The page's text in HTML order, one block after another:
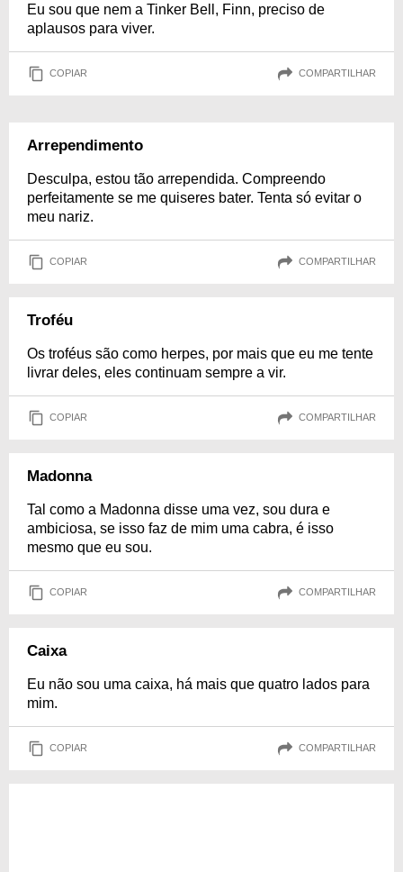
Eu sou que nem a Tinker Bell, Finn, preciso de
aplausos para viver.
COPIAR COMPARTILHAR
Arrependimento
Desculpa, estou tão arrependida. Compreendo
perfeitamente se me quiseres bater. Tenta só evitar o
meu nariz.
COPIAR COMPARTILHAR
Troféu
Os troféus são como herpes, por mais que eu me tente
livrar deles, eles continuam sempre a vir.
COPIAR COMPARTILHAR
Madonna
Tal como a Madonna disse uma vez, sou dura e
ambiciosa, se isso faz de mim uma cabra, é isso
mesmo que eu sou.
COPIAR COMPARTILHAR
Caixa
Eu não sou uma caixa, há mais que quatro lados para
mim.
COPIAR COMPARTILHAR